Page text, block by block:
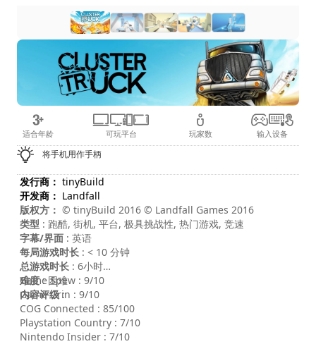
适合年龄 可玩平台 玩家数 输入设备
将手机用作手柄
发行商： tinyBuild
开发商： Landfall
版权方： © tinyBuild 2016 © Landfall Games 2016
类型 : 跑酷, 街机, 平台, 极具挑战性, 热门游戏, 竞速
字幕/界面 : 英语
每局游戏时长 : < 10 分钟
总游戏时长 : 6小时
难度: 困难
内容评级:
Game Spew : 9/10
Game Grin : 9/10
COG Connected : 85/100
Playstation Country : 7/10
Nintendo Insider : 7/10